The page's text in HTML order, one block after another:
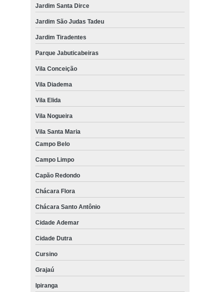
Jardim Santa Dirce
Jardim São Judas Tadeu
Jardim Tiradentes
Parque Jabuticabeiras
Vila Conceição
Vila Diadema
Vila Elida
Vila Nogueira
Vila Santa Maria
Campo Belo
Campo Limpo
Capão Redondo
Chácara Flora
Chácara Santo Antônio
Cidade Ademar
Cidade Dutra
Cursino
Grajaú
Ipiranga